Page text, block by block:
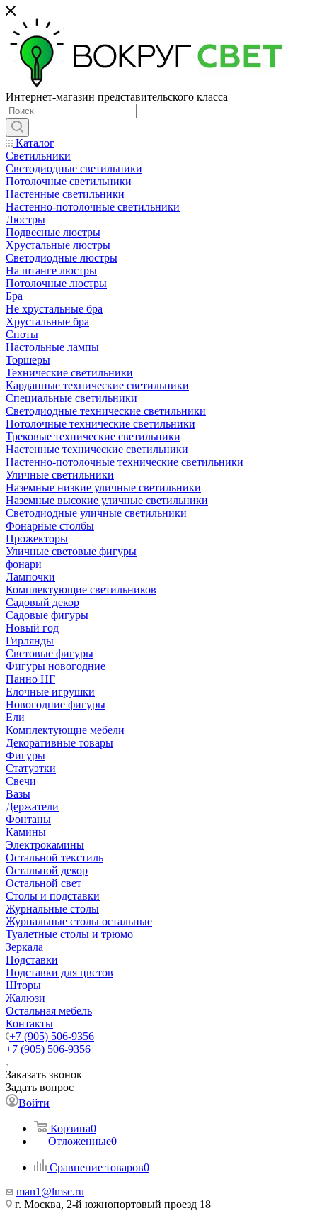
Интернет-магазин представительского класса
Каталог
Светильники
Светодиодные светильники
Потолочные светильники
Настенные светильники
Настенно-потолочные светильники
Люстры
Подвесные люстры
Хрустальные люстры
Светодиодные люстры
На штанге люстры
Потолочные люстры
Бра
Не хрустальные бра
Хрустальные бра
Споты
Настольные лампы
Торшеры
Технические светильники
Карданные технические светильники
Специальные светильники
Светодиодные технические светильники
Потолочные технические светильники
Трековые технические светильники
Настенные технические светильники
Настенно-потолочные технические светильники
Уличные светильники
Наземные низкие уличные светильники
Наземные высокие уличные светильники
Светодиодные уличные светильники
Фонарные столбы
Прожекторы
Уличные световые фигуры
фонари
Лампочки
Комплектующие светильников
Садовый декор
Садовые фигуры
Новый год
Гирлянды
Световые фигуры
Фигуры новогодние
Панно НГ
Елочные игрушки
Новогодние фигуры
Ели
Комплектующие мебели
Декоративные товары
Фигуры
Статуэтки
Свечи
Вазы
Держатели
Фонтаны
Камины
Электрокамины
Остальной текстиль
Остальной декор
Остальной свет
Столы и подставки
Журнальные столы
Журнальные столы остальные
Туалетные столы и трюмо
Зеркала
Подставки
Подставки для цветов
Шторы
Жалюзи
Остальная мебель
Контакты
+7 (905) 506-9356
+7 (905) 506-9356
Заказать звонок
Задать вопрос
Войти
Корзина0
Отложенные0
Сравнение товаров0
man1@lmsc.ru
г. Москва, 2-й южнопортовый проезд 18